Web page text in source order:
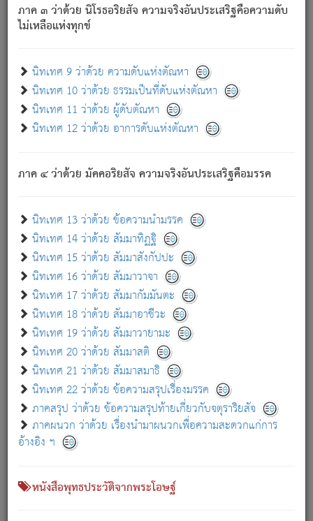
ภาค ๓ ว่าด้วย นิโรธอริยสัจ ความจริงอันประเสริฐคือความดับ
ไม่เหลือแห่งทุกข์
นิทเทศ 9 ว่าด้วย ความดับแห่งตัณหา
นิทเทศ 10 ว่าด้วย ธรรมเป็นที่ดับแห่งตัณหา
นิทเทศ 11 ว่าด้วย ผู้ดับตัณหา
นิทเทศ 12 ว่าด้วย อาการดับแห่งตัณหา
ภาค ๔ ว่าด้วย มัคคอริยสัจ ความจริงอันประเสริฐคือมรรค
นิทเทศ 13 ว่าด้วย ข้อความนำมรรค
นิทเทศ 14 ว่าด้วย สัมมาทิฏฐิ
นิทเทศ 15 ว่าด้วย สัมมาสังกัปปะ
นิทเทศ 16 ว่าด้วย สัมมาวาจา
นิทเทศ 17 ว่าด้วย สัมมากัมมันตะ
นิทเทศ 18 ว่าด้วย สัมมาอาชีวะ
นิทเทศ 19 ว่าด้วย สัมมาวายามะ
นิทเทศ 20 ว่าด้วย สัมมาสติ
นิทเทศ 21 ว่าด้วย สัมมาสมาธิ
นิทเทศ 22 ว่าด้วย ข้อความสรุปเรื่องมรรค
ภาคสรุป ว่าด้วย ข้อความสรุปท้ายเกี่ยวกับจตุราริยสัจ
ภาคผนวก ว่าด้วย เรื่องนำมาผนวกเพื่อความสะดวกแก่การ
อ้างอิง ฯ
หนังสือพุทธประวัติจากพระโอษฐ์
ภิกษุนั้น เป็นผู้ครอบงำมารได้แล้ว ชนะสงครามแล้ว ก้าวล่วง
ภพทั้งหลายทั้งปวงได้แล้ว เป็นผู้คงที่ (คือไม่เปลี่ยนแปลงอีกต่อ
- อุ.ขุ. ๒๕/๑๒๑/๘๔.
(ข้อความนี้ เป็นพระพุทธอุทานที่ทรงเปล่งออก ที่โคนต้นโพธิ์
เป็นที่ตรัสรู้ เมื่อตรัสรู้แล้วได้ 7 วัน)
เกี่ยวกับธรรมโฆษณ์ออนไลน์ (Disclaimer)
แม้ระบบ "ธรรมโฆษณ์ออนไลน์" พยายามปรับปรุงข้อมูลให้ถูกต้องมากที่สุด
ผู้ศึกษาก็พึงตรวจสอบกับตัวเล่มหนังสือต้นฉบับ ที่มีการพิมพ์ครั้งล่าสุด
ก่อนนำข้อมูลไปใช้ในการอ้างอิง"
เกี่ยวกับอัตถจารี|เกี่ยวกับการพัฒนา|แจ้งข้อผิดพลาด / แนะนำ
หนังสือที่เกี่ยวข้อง